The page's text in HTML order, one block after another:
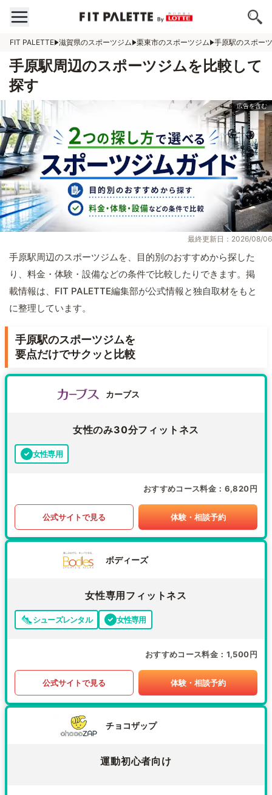
FIT PALETTE 滋賀県のスポーツジム 栗東市のスポーツジム 手原駅のスポー
手原駅周辺のスポーツジムを比較して
探す
最終更新日：2026/08/06
手原駅周辺のスポーツジムを、目的別のおすすめから探した
り、料金・体験・設備などの条件で比較したりできます。掲
載情報は、FIT PALETTE編集部が公式情報と独自取材をもと
に整理しています。
手原駅のスポーツジムを
要点だけでサクッと比較
カーブス
女性のみ30分フィットネス
女性専用
おすすめコース料金 6,820円
公式サイトで見る 体験・相談予約
ボディーズ
女性専用フィットネス
シューズレンタル 女性専用
おすすめコース料金 1,500円
公式サイトで見る 体験・相談予約
チョコザップ
運動初心者向け